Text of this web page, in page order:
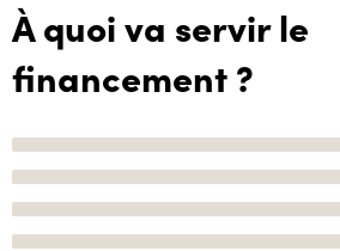
À quoi va servir le
financement ?